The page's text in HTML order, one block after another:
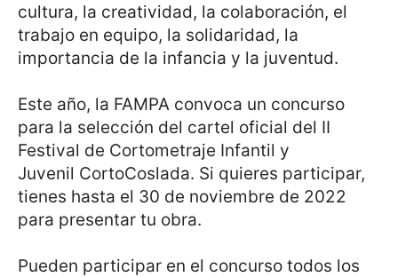
cultura, la creatividad, la colaboración, el
trabajo en equipo, la solidaridad, la
importancia de la infancia y la juventud.
Este año, la FAMPA convoca un concurso
para la selección del cartel oficial del II
Festival de Cortometraje Infantil y
Juvenil CortoCoslada. Si quieres participar,
tienes hasta el 30 de noviembre de 2022
para presentar tu obra.
Pueden participar en el concurso todos los